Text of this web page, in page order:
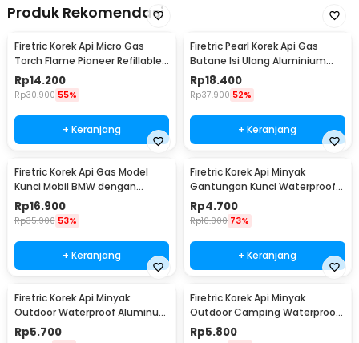
Produk Rekomendasi
Firetric Korek Api Micro Gas
Torch Flame Pioneer Refillable
Windproof - 7MK2AF
Rp14.200
Rp30.900 55%
+ Keranjang
Firetric Pearl Korek Api Gas
Butane Isi Ulang Aluminium
Elegant - DOL077
Rp18.400
Rp37.900 52%
+ Keranjang
Firetric Korek Api Gas Model
Kunci Mobil BMW dengan
Lampu LED Senter
Rp16.900
Rp35.900 53%
+ Keranjang
Firetric Korek Api Minyak
Gantungan Kunci Waterproof
Survival Aluminum - A1243
Rp4.700
Rp16.900 73%
+ Keranjang
Firetric Korek Api Minyak
Outdoor Waterproof Aluminum
Gantungan Kunci - ES002
Rp5.700
Firetric Korek Api Minyak
Outdoor Camping Waterproof
Lighter - 18G
Rp5.800